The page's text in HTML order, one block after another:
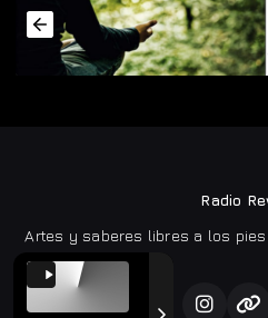
Radio
Artes y saberes libres a los